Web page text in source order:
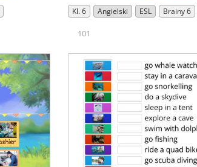
Kl. 6 Angielski ESL Brainy 6
101